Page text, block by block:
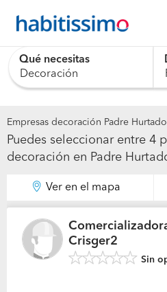
Qué necesitas
Empresas decoración Padre Hurtado
Puedes seleccionar entre 4
decoración en Padre
Ver en el mapa
Crisger2
Sin